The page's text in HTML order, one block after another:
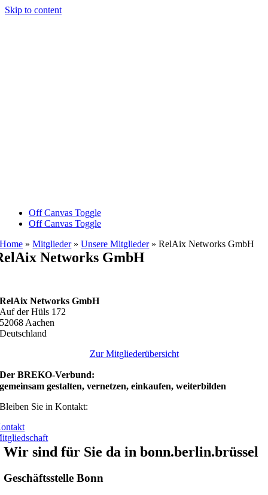
Skip to content
Off Canvas Toggle
Off Canvas Toggle
Home »Mitglieder»Unsere Mitglieder»RelAix Networks GmbH
Networks GmbH
RelAix Networks GmbH
Auf der Hüls 172
52068 Aachen
Deutschland
Zur Mitgliederübersicht
Der BREKO-Verbund:
gemeinsam gestalten, vernetzen, einkaufen, weiterbilden
Bleiben Sie in Kontakt:
Wir sind für Sie da in bonn.berlin.brüssel
Geschäftsstelle Bonn